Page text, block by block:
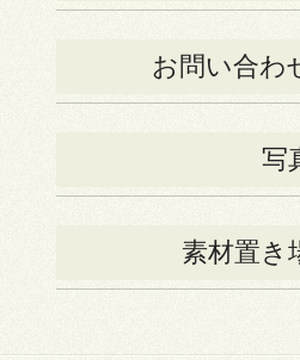
お問い合わ
写
素材置き